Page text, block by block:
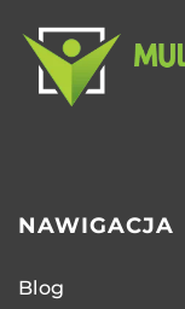
NAWIGACJA
Blog